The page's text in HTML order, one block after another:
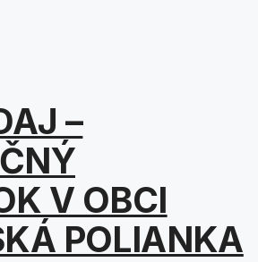
–
V OBCI
POLIANKA